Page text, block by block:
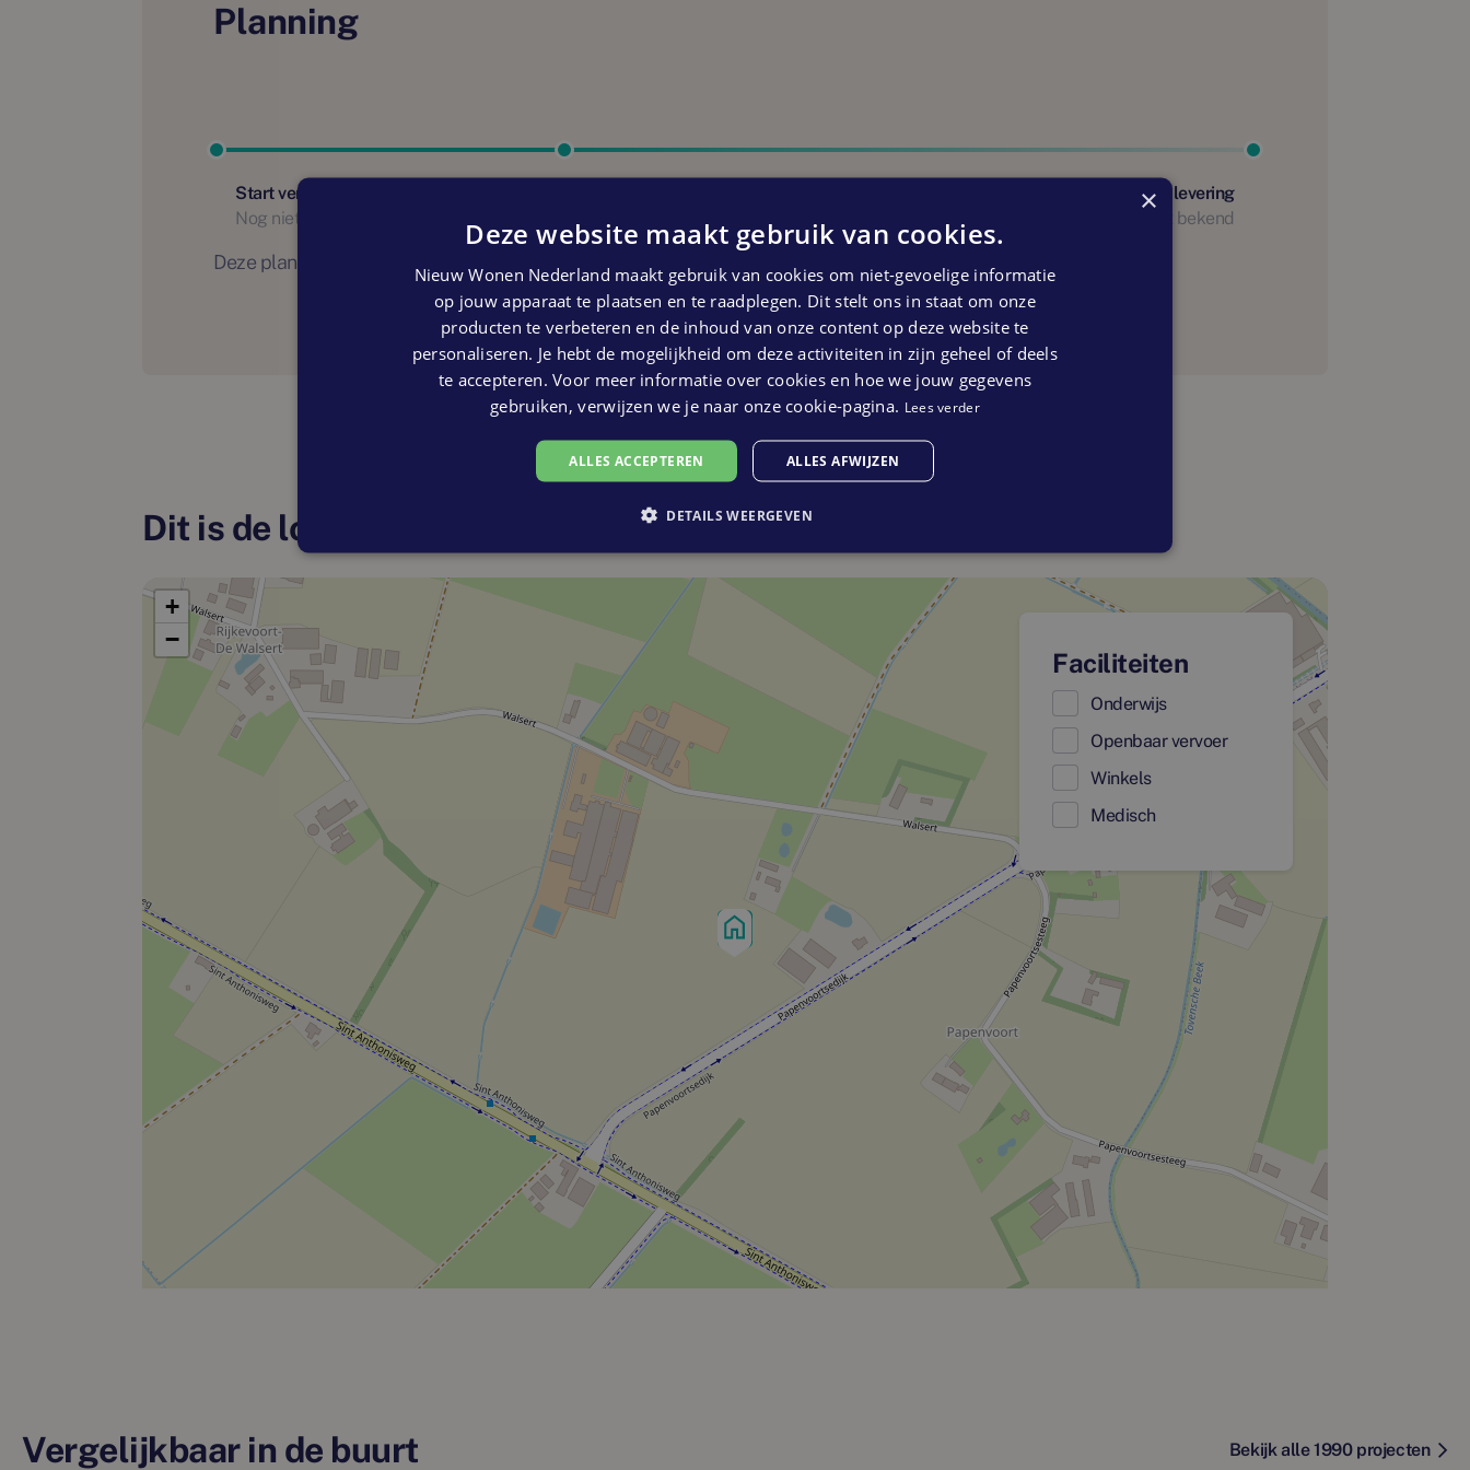
Planning
Start verkoop
Nog niet bekend
Start oplevering
Nog niet bekend
Deze planning is indicatief. Er kunnen geen rechten ontleend worden aan bovenstaande planning
Dit is de locatie
+
−
Faciliteiten
Onderwijs
Openbaar vervoer
Winkels
Medisch
Vergelijkbaar in de buurt Bekijk alle 1990 projecten
×
Deze website maakt gebruik van cookies.
Nieuw Wonen Nederland maakt gebruik van cookies om niet-gevoelige informatie
op jouw apparaat te plaatsen en te raadplegen. Dit stelt ons in staat om onze
producten te verbeteren en de inhoud van onze content op deze website te
personaliseren. Je hebt de mogelijkheid om deze activiteiten in zijn geheel of deels
te accepteren. Voor meer informatie over cookies en hoe we jouw gegevens
gebruiken, verwijzen we je naar onze cookie-pagina. Lees verder
ALLES ACCEPTEREN ALLES AFWIJZEN
DETAILS WEERGEVEN